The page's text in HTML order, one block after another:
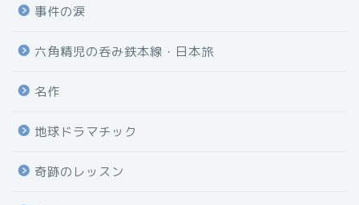
事件の涙
六角精児の呑み鉄本線・日本旅
名作
地球ドラマチック
奇跡のレッスン